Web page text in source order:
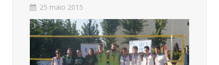
25 maio 2015